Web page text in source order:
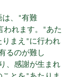
は、"有難
れます。"あた
まえ"に行われ
るのが難し
、感謝が生まれ